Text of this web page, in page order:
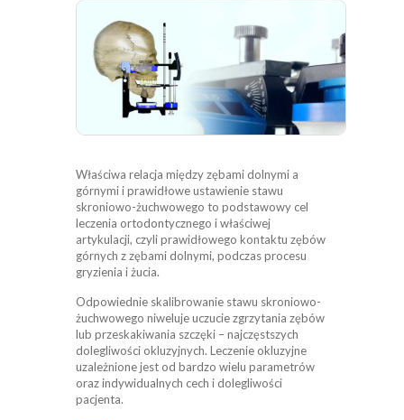
Właściwa relacja między zębami dolnymi a
górnymi i prawidłowe ustawienie stawu
skroniowo-żuchwowego to podstawowy cel
leczenia ortodontycznego i właściwej
artykulacji, czyli prawidłowego kontaktu zębów
górnych z zębami dolnymi, podczas procesu
gryzienia i żucia.
Odpowiednie skalibrowanie stawu skroniowo-
żuchwowego niweluje uczucie zgrzytania zębów
lub przeskakiwania szczęki – najczęstszych
dolegliwości okluzyjnych. Leczenie okluzyjne
uzależnione jest od bardzo wielu parametrów
oraz indywidualnych cech i dolegliwości
pacjenta.